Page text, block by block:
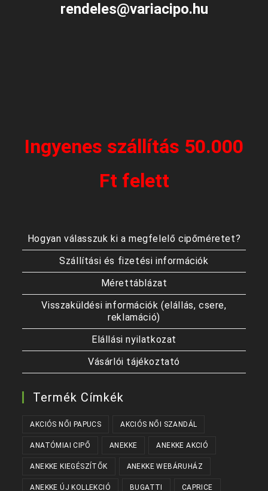
rendeles@variacipo.hu
Ingyenes szállítás 50.000
Ft felett
Hogyan válasszuk ki a megfelelő cipőméretet?
Szállítási és fizetési információk
Mérettáblázat
Visszaküldési információk (elállás, csere,
reklamáció)
Elállási nyilatkozat
Vásárlói tájékoztató
Termék Címkék
AKCIÓS NŐI PAPUCS AKCIÓS NŐI SZANDÁL
ANATÓMIAI CIPŐ ANEKKE ANEKKE AKCIÓ
ANEKKE KIEGÉSZÍTŐK ANEKKE WEBÁRUHÁZ
ANEKKE ÚJ KOLLEKCIÓ BUGATTI CAPRICE